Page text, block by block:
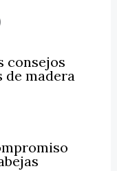
consejos
de madera